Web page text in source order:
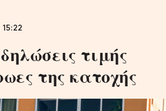
τιμής
της κατοχής